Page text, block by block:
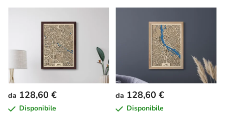
da 128,60 €
Disponibile
da 128,60 €
Disponibile